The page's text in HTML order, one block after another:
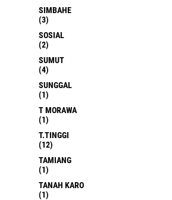
SIMBAHE
(3)
SOSIAL
(2)
SUMUT
(4)
SUNGGAL
(1)
T MORAWA
(1)
T.TINGGI
(12)
TAMIANG
(1)
TANAH KARO
(1)